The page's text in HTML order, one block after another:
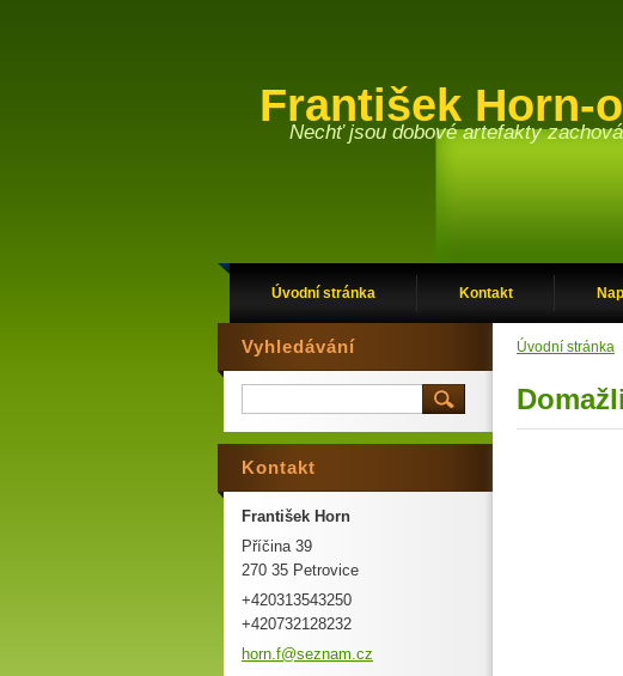
František Horn-
Nechť jsou dobové artefakty
Úvodní stránka Kontakt
Úvodní stránka
Vyhledávání
Kontakt
František Horn
Příčina 39
270 35 Petrovice
+420313543250
+420732128232
horn.f@seznam.cz